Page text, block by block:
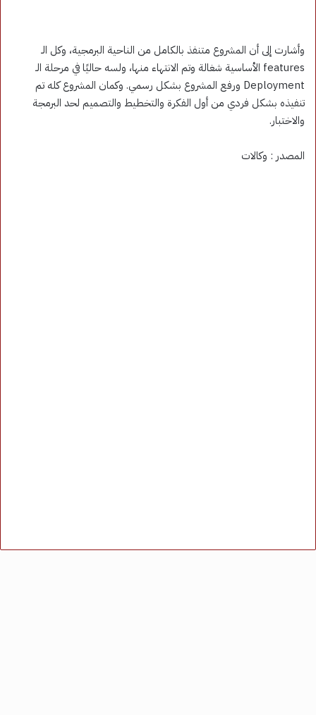
وأشارت إلى أن المشروع متنفذ بالكامل من الناحية البرمجية، وكل الـ
features الأساسية شغالة وتم الانتهاء منها، ولسه حاليًا في مرحلة الـ
Deployment ورفع المشروع بشكل رسمي. وكمان المشروع كله تم
تنفيذه بشكل فردي من أول الفكرة والتخطيط والتصميم لحد البرمجة
والاختبار.
المصدر : وكالات